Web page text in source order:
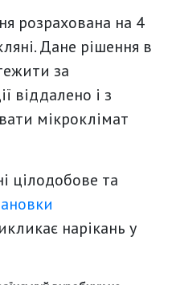
розрахована на 4
Дане рішення в
за
віддалено і з
мікроклімат
цілодобове та
нарікань у